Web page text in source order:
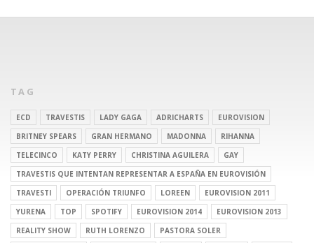
TAG
ECD TRAVESTIS LADY GAGA ADRICHARTS
EUROVISION
BRITNEY SPEARS
GRAN HERMANO MADONNA
RIHANNA
TELECINCO
KATY PERRY CHRISTINA AGUILERA
GAY
TRAVESTIS QUE INTENTAN REPRESENTAR A ESPAÑA EN EUROVISIÓN
TRAVESTI
OPERACIÓN TRIUNFO LOREEN
EUROVISION 2011
YURENA
TOP SPOTIFY EUROVISION 2014
EUROVISION 2013
REALITY SHOW
RUTH LORENZO
PASTORA SOLER